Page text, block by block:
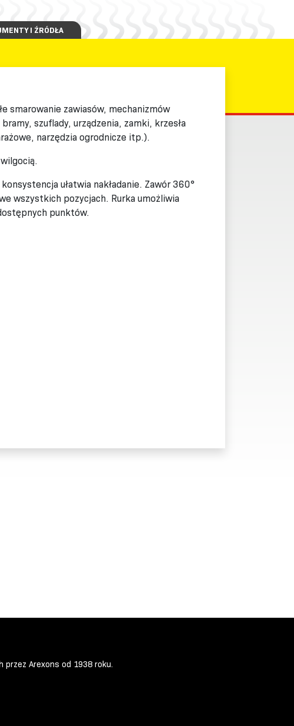
I ŹRÓDŁA
smarowanie zawiasów, mechanizmów
szuflady, urządzenia, zamki, krzesła
narzędzia ogrodnicze itp.).
ułatwia nakładanie. Zawór 360°
wszystkich pozycjach. Rurka umożliwia
punktów.
Arexons od 1938 roku.